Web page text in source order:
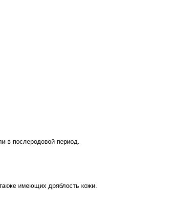
в послеродовой период.
имеющих дряблость кожи.